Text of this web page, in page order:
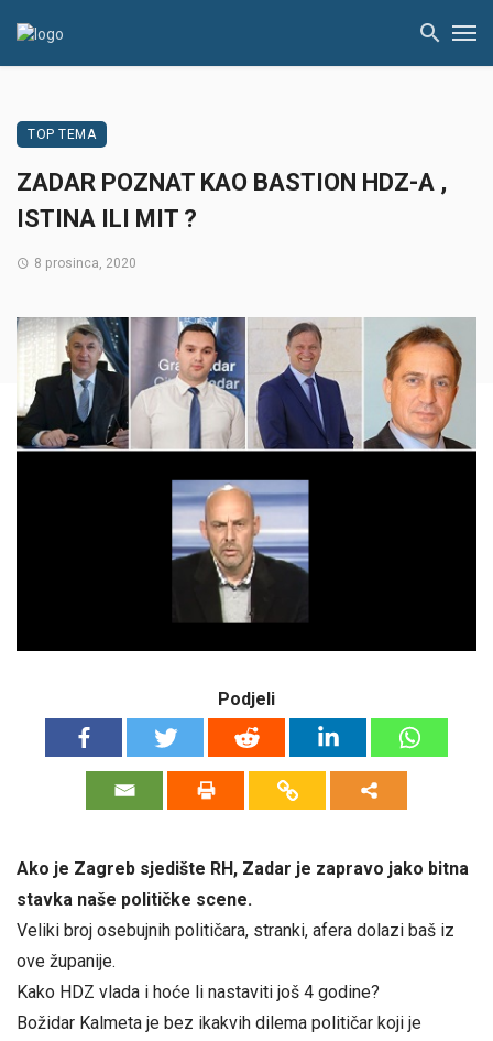
TOP TEMA
ZADAR POZNAT KAO BASTION HDZ-A ,
ISTINA ILI MIT ?
8 prosinca, 2020
Podjeli
Ako je Zagreb sjedište RH, Zadar je zapravo jako bitna
stavka naše političke scene.
Veliki broj osebujnih političara, stranki, afera dolazi baš iz
ove županije.
Kako HDZ vlada i hoće li nastaviti još 4 godine?
Božidar Kalmeta je bez ikakvih dilema političar koji je